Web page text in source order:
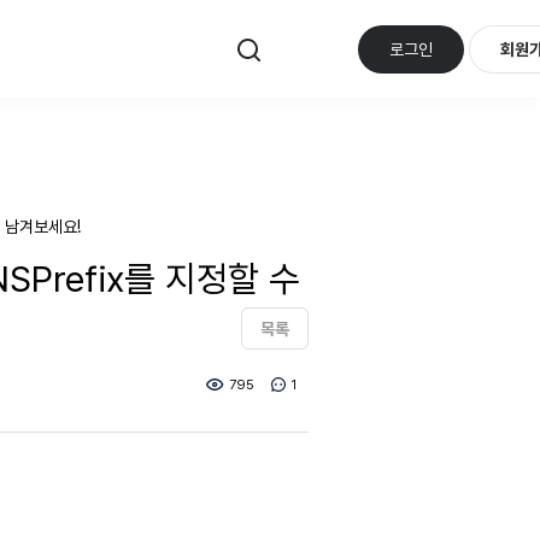
로그인 회원
겨보세요!
를 지정할 수
목록
795 1